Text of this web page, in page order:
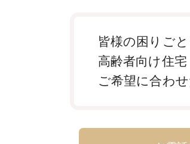
皆様の困りご
高齢者向け住
ご希望に合わ